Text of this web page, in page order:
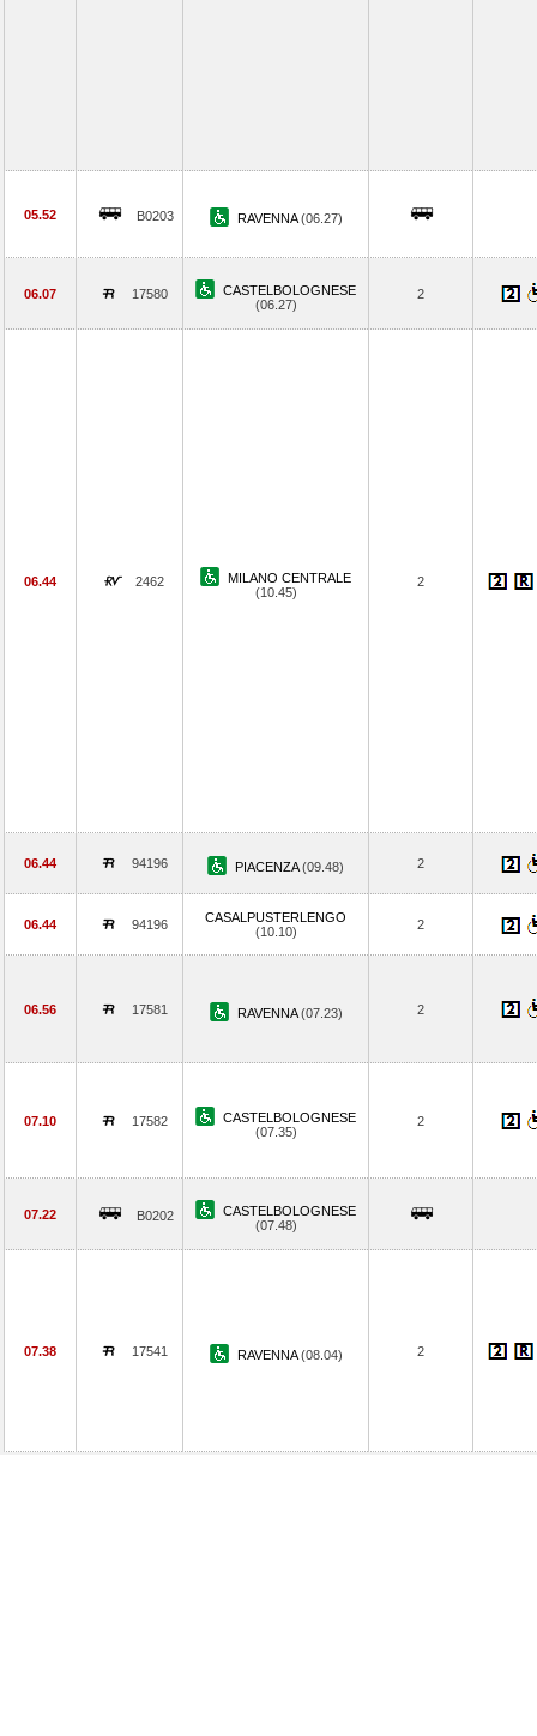
05.52 B0203 RAVENNA(06.27)
06.07 17580
CASTELBOLOGNESE
(06.27)
2
06.44 2462
MILANO CENTRALE
(10.45)
2
06.44 94196 PIACENZA(09.48) 2
06.44 94196
CASALPUSTERLENGO
(10.10)
2
06.56 17581 RAVENNA(07.23) 2
07.10 17582
CASTELBOLOGNESE
(07.35)
2
07.22 B0202
CASTELBOLOGNESE
(07.48)
07.38 17541 RAVENNA(08.04) 2